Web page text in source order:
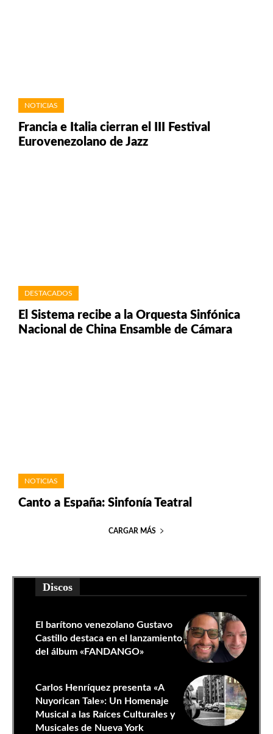
NOTICIAS
Francia e Italia cierran el III Festival
Eurovenezolano de Jazz
DESTACADOS
El Sistema recibe a la Orquesta Sinfónica
Nacional de China Ensamble de Cámara
NOTICIAS
Canto a España: Sinfonía Teatral
CARGAR MÁS
Discos
El barítono venezolano Gustavo
Castillo destaca en el lanzamiento
del álbum «FANDANGO»
Carlos Henríquez presenta «A
Nuyorican Tale»: Un Homenaje
Musical a las Raíces Culturales y
Musicales de Nueva York